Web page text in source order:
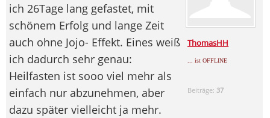
ThomasHH
... ist OFFLINE
Beiträge: 37
ich 26Tage lang gefastet, mit
schönem Erfolg und lange Zeit
auch ohne Jojo- Effekt. Eines weiß
ich dadurch sehr genau:
Heilfasten ist sooo viel mehr als
einfach nur abzunehmen, aber
dazu später vielleicht ja mehr.